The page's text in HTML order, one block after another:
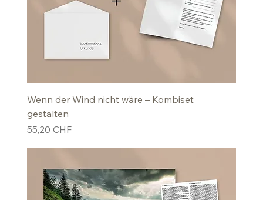
Wenn der Wind nicht wäre – Kombiset
gestalten
Preis
55,20 CHF